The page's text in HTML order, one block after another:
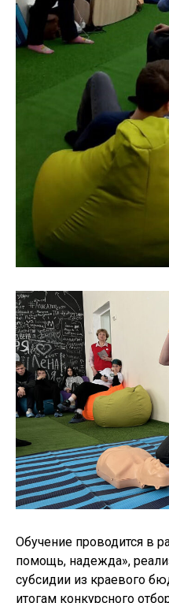
Обучение проводится в
помощь, надежда»,
субсидии из краевого
итогам конкурсного